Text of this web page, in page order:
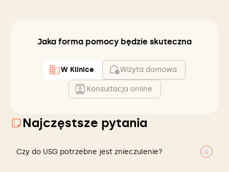
Jaka forma pomocy będzie skuteczna
W Klinice Wizyta domowa
Konsultacja online
Najczęstsze pytania
Czy do USG potrzebne jest znieczulenie?